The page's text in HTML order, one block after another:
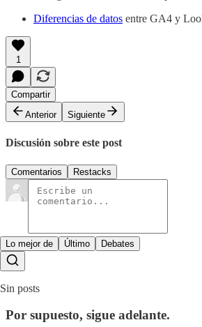
Diferencias de datos entre GA4 y
1
Compartir
Anterior
Siguiente
Discusión sobre este post
Comentarios Restacks
Lo mejor de Último Debates
Sin posts
Por supuesto, sigue adelante.